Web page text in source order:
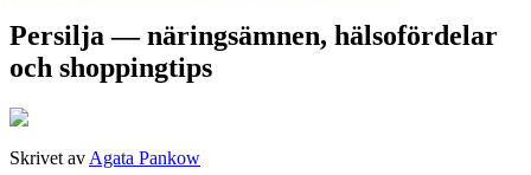
Persilja — näringsämnen, hälsofördelar
och shoppingtips
Skrivet av Agata Pankow